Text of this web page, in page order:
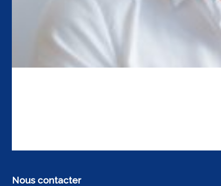
Nous contacter